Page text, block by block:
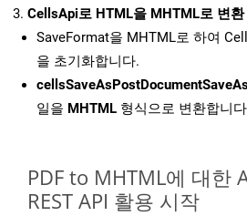
CellsApi로 HTML을 MHTML로 변환
SaveFormat을 MHTML로 하여
을 초기화합니다.
일을 MHTML 형식으로 변환합니
PDF to MHTML에 대한
REST API 활용 시작